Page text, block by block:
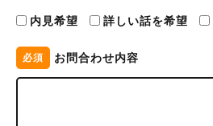
内見希望 詳しい話を希望
必須 お問合わせ内容